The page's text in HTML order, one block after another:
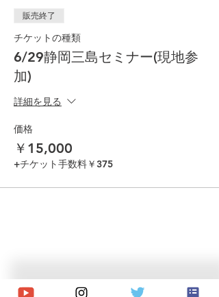
クレジットカード会社が発行する利用明細が
領収書の代わりになります。
6/29静岡三島セミナー
販売終了
チケットの種類
6/29静岡三島セミナー(現地参
加)
詳細を見る
価格
￥15,000
+チケット手数料￥375
Association.Allright reserved.